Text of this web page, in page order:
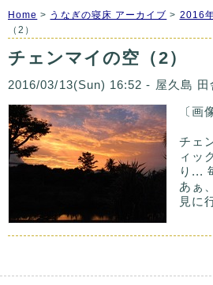
Home > うなぎの寝床 アーカイブ > 2016
（2）
チェンマイの空（2）
2016/03/13(Sun) 16:52 - 屋久島
〔画
チェ
ィッ
り...
あぁ
見に